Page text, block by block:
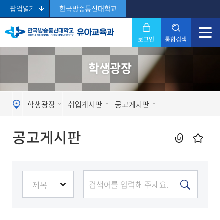
팝업열기 한국방송통신대학교
로그인 통합검색
Search 학생광장
학생광장 취업게시판 공고게시판
현재 페이지를 즐겨찾는 메뉴로
등록하시겠습니까?
공고게시판